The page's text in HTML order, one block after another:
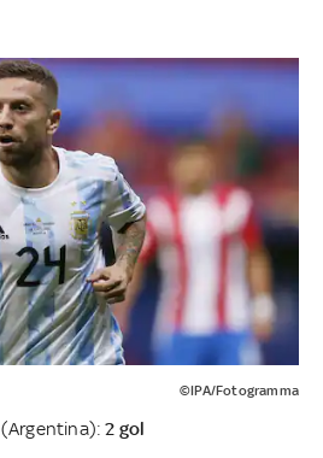
©IPA/Fotogramma
(Argentina):2 gol